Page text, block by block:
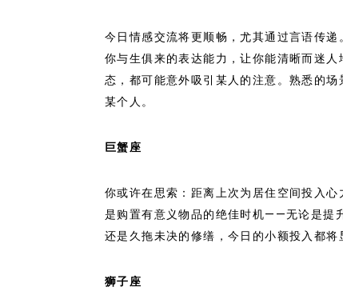
今日情感交流将更顺畅，尤其通过言语传
你与生俱来的表达能力，让你能清晰而迷
态，都可能意外吸引某人的注意。熟悉的
某个人。
巨蟹座
你或许在思索：距离上次为居住空间投入
是购置有意义物品的绝佳时机——无论是提
还是久拖未决的修缮，今日的小额投入都将
狮子座